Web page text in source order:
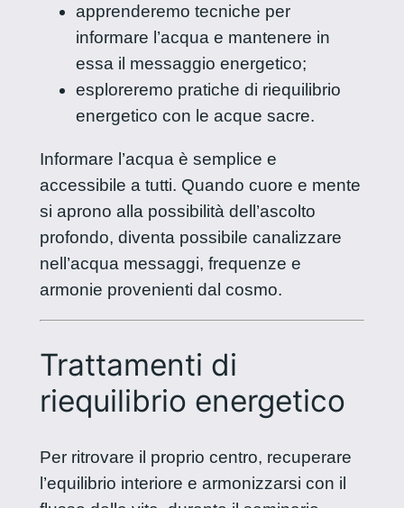
apprenderemo tecniche per
informare l’acqua e mantenere in
essa il messaggio energetico;
esploreremo pratiche di riequilibrio
energetico con le acque sacre.
Informare l’acqua è semplice e
accessibile a tutti. Quando cuore e mente
si aprono alla possibilità dell’ascolto
profondo, diventa possibile canalizzare
nell’acqua messaggi, frequenze e
armonie provenienti dal cosmo.
Trattamenti di
riequilibrio energetico
Per ritrovare il proprio centro, recuperare
l’equilibrio interiore e armonizzarsi con il